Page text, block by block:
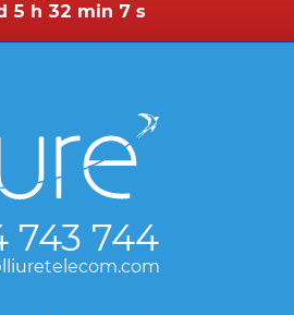
5 h 32 min 7 s
743 744